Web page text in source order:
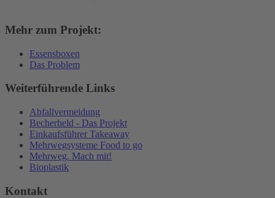
Mehr zum Projekt:
Essensboxen
Das Problem
Weiterführende Links
Abfallvermeidung
Becherheld - Das Projekt
Einkaufsführer Takeaway
Mehrwegsysteme Food to go
Mehrweg. Mach mit!
Bioplastik
Kontakt